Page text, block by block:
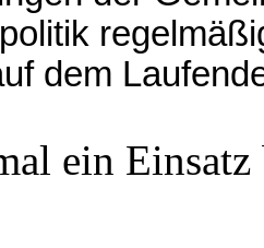
dem
ein